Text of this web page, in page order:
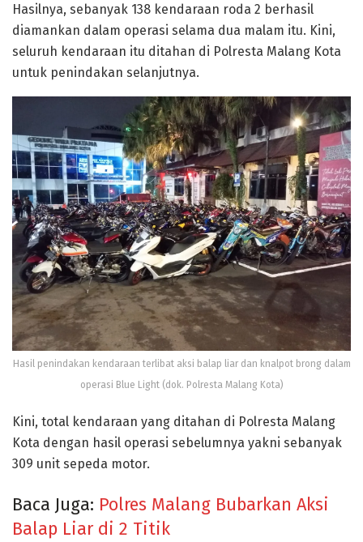
Hasilnya, sebanyak 138 kendaraan roda 2 berhasil
diamankan dalam operasi selama dua malam itu. Kini,
seluruh kendaraan itu ditahan di Polresta Malang Kota
untuk penindakan selanjutnya.
Hasil penindakan kendaraan terlibat aksi balap liar dan knalpot brong dalam
operasi Blue Light (dok. Polresta Malang Kota)
Kini, total kendaraan yang ditahan di Polresta Malang
Kota dengan hasil operasi sebelumnya yakni sebanyak
309 unit sepeda motor.
Baca Juga: Polres Malang Bubarkan Aksi
Balap Liar di 2 Titik